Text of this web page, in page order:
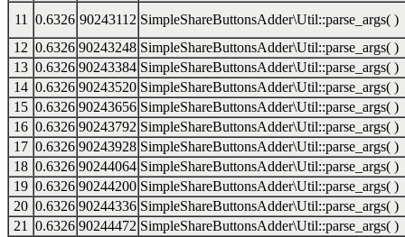
11
0.6326 90243112 SimpleShareButtonsAdder\Util::parse_args( )
12 0.6326 90243248 SimpleShareButtonsAdder\Util::parse_args( )
13 0.6326 90243384 SimpleShareButtonsAdder\Util::parse_args( )
14 0.6326 90243520 SimpleShareButtonsAdder\Util::parse_args( )
15 0.6326 90243656 SimpleShareButtonsAdder\Util::parse_args( )
16 0.6326 90243792 SimpleShareButtonsAdder\Util::parse_args( )
17 0.6326 90243928 SimpleShareButtonsAdder\Util::parse_args( )
18 0.6326 90244064 SimpleShareButtonsAdder\Util::parse_args( )
19 0.6326 90244200 SimpleShareButtonsAdder\Util::parse_args( )
20 0.6326 90244336 SimpleShareButtonsAdder\Util::parse_args( )
21
0.6326 90244472 SimpleShareButtonsAdder\Util::parse_args( )